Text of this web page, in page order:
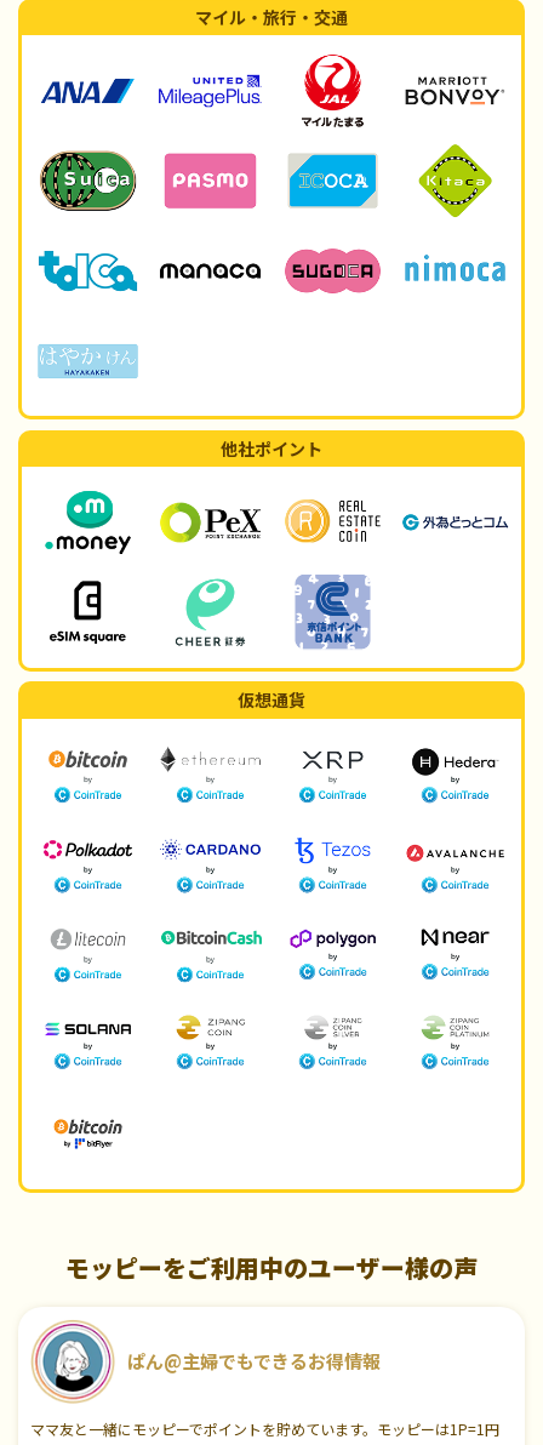
マイル・旅行・交通
他社ポイント
仮想通貨
モッピーをご利用中のユーザー様の声
ぱん@主婦でもできるお得情報
ママ友と一緒にモッピーでポイントを貯めています。モッピーは1P=1円